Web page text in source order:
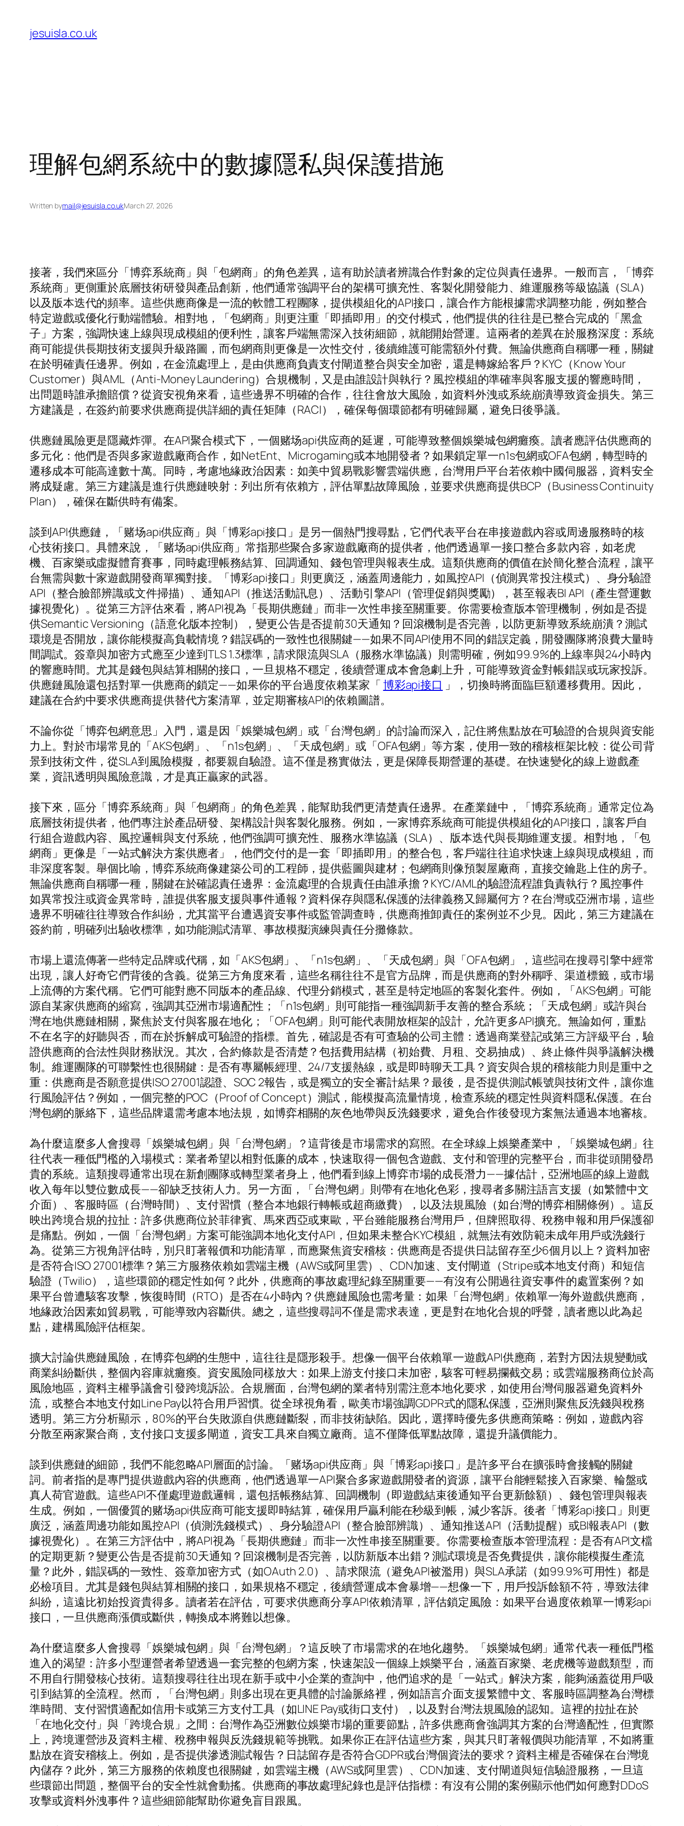
content
jesuisla.co.uk
理解包網系統中的數據隱私與保護措施
Written bymail@jesuisla.co.ukMarch 27, 2026
接著，我們來區分「博弈系統商」與「包網商」的角色差異，這有助於讀者辨識合作對象的定位與責任邊界。一般而言，「博弈
系統商」更側重於底層技術研發與產品創新，他們通常強調平台的架構可擴充性、客製化開發能力、維運服務等級協議（SLA）
以及版本迭代的頻率。這些供應商像是一流的軟體工程團隊，提供模組化的API接口，讓合作方能根據需求調整功能，例如整合
特定遊戲或優化行動端體驗。相對地，「包網商」則更注重「即插即用」的交付模式，他們提供的往往是已整合完成的「黑盒
子」方案，強調快速上線與現成模組的便利性，讓客戶端無需深入技術細節，就能開始營運。這兩者的差異在於服務深度：系統
商可能提供長期技術支援與升級路圖，而包網商則更像是一次性交付，後續維護可能需額外付費。無論供應商自稱哪一種，關鍵
在於明確責任邊界。例如，在金流處理上，是由供應商負責支付閘道整合與安全加密，還是轉嫁給客戶？KYC（Know Your
Customer）與AML（Anti-Money Laundering）合規機制，又是由誰設計與執行？風控模組的準確率與客服支援的響應時間，
出問題時誰承擔賠償？從資安視角來看，這些邊界不明確的合作，往往會放大風險，如資料外洩或系統崩潰導致資金損失。第三
方建議是，在簽約前要求供應商提供詳細的責任矩陣（RACI），確保每個環節都有明確歸屬，避免日後爭議。
供應鏈風險更是隱藏炸彈。在API聚合模式下，一個赌场api供应商的延遲，可能導致整個娛樂城包網癱瘓。讀者應評估供應商的
多元化：他們是否與多家遊戲廠商合作，如NetEnt、Microgaming或本地開發者？如果鎖定單一n1s包網或OFA包網，轉型時的
遷移成本可能高達數十萬。同時，考慮地緣政治因素：如美中貿易戰影響雲端供應，台灣用戶平台若依賴中國伺服器，資料安全
將成疑慮。第三方建議是進行供應鏈映射：列出所有依賴方，評估單點故障風險，並要求供應商提供BCP（Business Continuity
Plan），確保在斷供時有備案。
談到API供應鏈，「赌场api供应商」與「博彩api接口」是另一個熱門搜尋點，它們代表平台在串接遊戲內容或周邊服務時的核
心技術接口。具體來說，「赌场api供应商」常指那些聚合多家遊戲廠商的提供者，他們透過單一接口整合多款內容，如老虎
機、百家樂或虛擬體育賽事，同時處理帳務結算、回調通知、錢包管理與報表生成。這類供應商的價值在於簡化整合流程，讓平
台無需與數十家遊戲開發商單獨對接。「博彩api接口」則更廣泛，涵蓋周邊能力，如風控API（偵測異常投注模式）、身分驗證
API（整合臉部辨識或文件掃描）、通知API（推送活動訊息）、活動引擎API（管理促銷與獎勵），甚至報表BI API（產生營運數
據視覺化）。從第三方評估來看，將API視為「長期供應鏈」而非一次性串接至關重要。你需要檢查版本管理機制，例如是否提
供Semantic Versioning（語意化版本控制），變更公告是否提前30天通知？回滾機制是否完善，以防更新導致系統崩潰？測試
環境是否開放，讓你能模擬高負載情境？錯誤碼的一致性也很關鍵——如果不同API使用不同的錯誤定義，開發團隊將浪費大量時
間調試。簽章與加密方式應至少達到TLS 1.3標準，請求限流與SLA（服務水準協議）則需明確，例如99.9%的上線率與24小時內
的響應時間。尤其是錢包與結算相關的接口，一旦規格不穩定，後續營運成本會急劇上升，可能導致資金對帳錯誤或玩家投訴。
供應鏈風險還包括對單一供應商的鎖定——如果你的平台過度依賴某家「 博彩api接口 」，切換時將面臨巨額遷移費用。因此，
建議在合約中要求供應商提供替代方案清單，並定期審核API的依賴圖譜。
不論你從「博弈包網意思」入門，還是因「娛樂城包網」或「台灣包網」的討論而深入，記住將焦點放在可驗證的合規與資安能
力上。對於市場常見的「AKS包網」、「n1s包網」、「天成包網」或「OFA包網」等方案，使用一致的稽核框架比較：從公司背
景到技術文件，從SLA到風險模擬，都要親自驗證。這不僅是務實做法，更是保障長期營運的基礎。在快速變化的線上遊戲產
業，資訊透明與風險意識，才是真正贏家的武器。
接下來，區分「博弈系統商」與「包網商」的角色差異，能幫助我們更清楚責任邊界。在產業鏈中，「博弈系統商」通常定位為
底層技術提供者，他們專注於產品研發、架構設計與客製化服務。例如，一家博弈系統商可能提供模組化的API接口，讓客戶自
行組合遊戲內容、風控邏輯與支付系統，他們強調可擴充性、服務水準協議（SLA）、版本迭代與長期維運支援。相對地，「包
網商」更像是「一站式解決方案供應者」，他們交付的是一套「即插即用」的整合包，客戶端往往追求快速上線與現成模組，而
非深度客製。舉個比喻，博弈系統商像建築公司的工程師，提供藍圖與建材；包網商則像預製屋廠商，直接交鑰匙上住的房子。
無論供應商自稱哪一種，關鍵在於確認責任邊界：金流處理的合規責任由誰承擔？KYC/AML的驗證流程誰負責執行？風控事件
如異常投注或資金異常時，誰提供客服支援與事件通報？資料保存與隱私保護的法律義務又歸屬何方？在台灣或亞洲市場，這些
邊界不明確往往導致合作糾紛，尤其當平台遭遇資安事件或監管調查時，供應商推卸責任的案例並不少見。因此，第三方建議在
簽約前，明確列出驗收標準，如功能測試清單、事故模擬演練與責任分攤條款。
市場上還流傳著一些特定品牌或代稱，如「AKS包網」、「n1s包網」、「天成包網」與「OFA包網」，這些詞在搜尋引擎中經常
出現，讓人好奇它們背後的含義。從第三方角度來看，這些名稱往往不是官方品牌，而是供應商的對外稱呼、渠道標籤，或市場
上流傳的方案代稱。它們可能對應不同版本的產品線、代理分銷模式，甚至是特定地區的客製化套件。例如，「AKS包網」可能
源自某家供應商的縮寫，強調其亞洲市場適配性；「n1s包網」則可能指一種強調新手友善的整合系統；「天成包網」或許與台
灣在地供應鏈相關，聚焦於支付與客服在地化；「OFA包網」則可能代表開放框架的設計，允許更多API擴充。無論如何，重點
不在名字的好聽與否，而在於拆解成可驗證的指標。首先，確認是否有可查驗的公司主體：透過商業登記或第三方評級平台，驗
證供應商的合法性與財務狀況。其次，合約條款是否清楚？包括費用結構（初始費、月租、交易抽成）、終止條件與爭議解決機
制。維運團隊的可聯繫性也很關鍵：是否有專屬帳經理、24/7支援熱線，或是即時聊天工具？資安與合規的稽核能力則是重中之
重：供應商是否願意提供ISO 27001認證、SOC 2報告，或是獨立的安全審計結果？最後，是否提供測試帳號與技術文件，讓你進
行風險評估？例如，一個完整的POC（Proof of Concept）測試，能模擬高流量情境，檢查系統的穩定性與資料隱私保護。在台
灣包網的脈絡下，這些品牌還需考慮本地法規，如博弈相關的灰色地帶與反洗錢要求，避免合作後發現方案無法通過本地審核。
為什麼這麼多人會搜尋「娛樂城包網」與「台灣包網」？這背後是市場需求的寫照。在全球線上娛樂產業中，「娛樂城包網」往
往代表一種低門檻的入場模式：業者希望以相對低廉的成本，快速取得一個包含遊戲、支付和管理的完整平台，而非從頭開發昂
貴的系統。這類搜尋通常出現在新創團隊或轉型業者身上，他們看到線上博弈市場的成長潛力——據估計，亞洲地區的線上遊戲
收入每年以雙位數成長——卻缺乏技術人力。另一方面，「台灣包網」則帶有在地化色彩，搜尋者多關注語言支援（如繁體中文
介面）、客服時區（台灣時間）、支付習慣（整合本地銀行轉帳或超商繳費），以及法規風險（如台灣的博弈相關條例）。這反
映出跨境合規的拉扯：許多供應商位於菲律賓、馬來西亞或東歐，平台雖能服務台灣用戶，但牌照取得、稅務申報和用戶保護卻
是痛點。例如，一個「台灣包網」方案可能強調本地化支付API，但如果未整合KYC模組，就無法有效防範未成年用戶或洗錢行
為。從第三方視角評估時，別只盯著報價和功能清單，而應聚焦資安稽核：供應商是否提供日誌留存至少6個月以上？資料加密
是否符合ISO 27001標準？第三方服務依賴如雲端主機（AWS或阿里雲）、CDN加速、支付閘道（Stripe或本地支付商）和短信
驗證（Twilio），這些環節的穩定性如何？此外，供應商的事故處理紀錄至關重要——有沒有公開過往資安事件的處置案例？如
果平台曾遭駭客攻擊，恢復時間（RTO）是否在4小時內？供應鏈風險也需考量：如果「台灣包網」依賴單一海外遊戲供應商，
地緣政治因素如貿易戰，可能導致內容斷供。總之，這些搜尋詞不僅是需求表達，更是對在地化合規的呼聲，讀者應以此為起
點，建構風險評估框架。
擴大討論供應鏈風險，在博弈包網的生態中，這往往是隱形殺手。想像一個平台依賴單一遊戲API供應商，若對方因法規變動或
商業糾紛斷供，整個內容庫就癱瘓。資安風險同樣放大：如果上游支付接口未加密，駭客可輕易攔截交易；或雲端服務商位於高
風險地區，資料主權爭議會引發跨境訴訟。合規層面，台灣包網的業者特別需注意本地化要求，如使用台灣伺服器避免資料外
流，或整合本地支付如Line Pay以符合用戶習慣。從全球視角看，歐美市場強調GDPR式的隱私保護，亞洲則聚焦反洗錢與稅務
透明。第三方分析顯示，80%的平台失敗源自供應鏈斷裂，而非技術缺陷。因此，選擇時優先多供應商策略：例如，遊戲內容
分散至兩家聚合商，支付接口支援多閘道，資安工具來自獨立廠商。這不僅降低單點故障，還提升議價能力。
談到供應鏈的細節，我們不能忽略API層面的討論。「赌场api供应商」與「博彩api接口」是許多平台在擴張時會接觸的關鍵
詞。前者指的是專門提供遊戲內容的供應商，他們透過單一API聚合多家遊戲開發者的資源，讓平台能輕鬆接入百家樂、輪盤或
真人荷官遊戲。這些API不僅處理遊戲邏輯，還包括帳務結算、回調機制（即遊戲結束後通知平台更新餘額）、錢包管理與報表
生成。例如，一個優質的赌场api供应商可能支援即時結算，確保用戶贏利能在秒級到帳，減少客訴。後者「博彩api接口」則更
廣泛，涵蓋周邊功能如風控API（偵測洗錢模式）、身分驗證API（整合臉部辨識）、通知推送API（活動提醒）或BI報表API（數
據視覺化）。在第三方評估中，將API視為「長期供應鏈」而非一次性串接至關重要。你需要檢查版本管理流程：是否有API文檔
的定期更新？變更公告是否提前30天通知？回滾機制是否完善，以防新版本出錯？測試環境是否免費提供，讓你能模擬生產流
量？此外，錯誤碼的一致性、簽章加密方式（如OAuth 2.0）、請求限流（避免API被濫用）與SLA承諾（如99.9%可用性）都是
必檢項目。尤其是錢包與結算相關的接口，如果規格不穩定，後續營運成本會暴增——想像一下，用戶投訴餘額不符，導致法律
糾紛，這遠比初始投資貴得多。讀者若在評估，可要求供應商分享API依賴清單，評估鎖定風險：如果平台過度依賴單一博彩api
接口，一旦供應商漲價或斷供，轉換成本將難以想像。
為什麼這麼多人會搜尋「娛樂城包網」與「台灣包網」？這反映了市場需求的在地化趨勢。「娛樂城包網」通常代表一種低門檻
進入的渴望：許多小型運營者希望透過一套完整的包網方案，快速架設一個線上娛樂平台，涵蓋百家樂、老虎機等遊戲類型，而
不用自行開發核心技術。這類搜尋往往出現在新手或中小企業的查詢中，他們追求的是「一站式」解決方案，能夠涵蓋從用戶吸
引到結算的全流程。然而，「台灣包網」則多出現在更具體的討論脈絡裡，例如語言介面支援繁體中文、客服時區調整為台灣標
準時間、支付習慣適配如信用卡或第三方支付工具（如LINE Pay或街口支付），以及對台灣法規風險的認知。這裡的拉扯在於
「在地化交付」與「跨境合規」之間：台灣作為亞洲數位娛樂市場的重要節點，許多供應商會強調其方案的台灣適配性，但實際
上，跨境運營涉及資料主權、稅務申報與反洗錢規範等挑戰。如果你正在評估這些方案，與其只盯著報價與功能清單，不如將重
點放在資安稽核上。例如，是否提供滲透測試報告？日誌留存是否符合GDPR或台灣個資法的要求？資料主權是否確保在台灣境
內儲存？此外，第三方服務的依賴度也很關鍵，如雲端主機（AWS或阿里雲）、CDN加速、支付閘道與短信驗證服務，一旦這
些環節出問題，整個平台的安全性就會動搖。供應商的事故處理紀錄也是評估指標：有沒有公開的案例顯示他們如何應對DDoS
攻擊或資料外洩事件？這些細節能幫助你避免盲目跟風。